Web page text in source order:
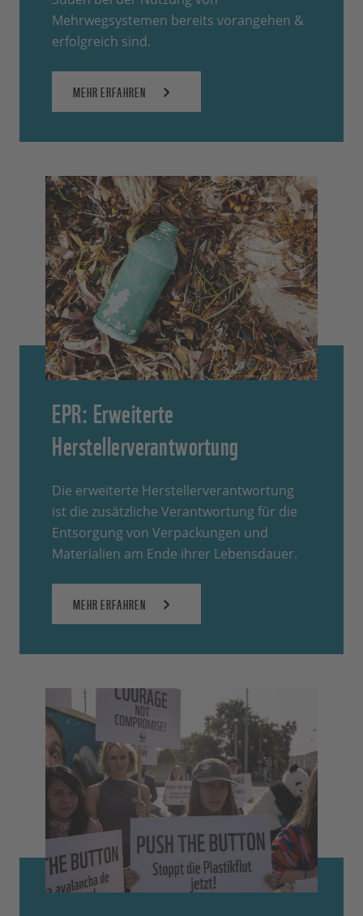
Mehrwegsystemen bereits vorangehen &
erfolgreich sind.
MEHR ERFAHREN
EPR: Erweiterte
Herstellerverantwortung
Die erweiterte Herstellerverantwortung
ist die zusätzliche Verantwortung für die
Entsorgung von Verpackungen und
Materialien am Ende ihrer Lebensdauer.
MEHR ERFAHREN